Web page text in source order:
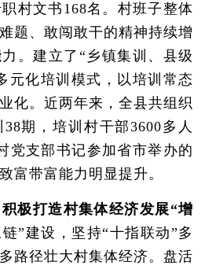
村文书168名。村班子整体
题、敢闯敢干的精神持续增
。建立了“乡镇集训、县级
元化培训模式，以培训常态
化。近两年来，全县共组织
期，培训村干部3600多人
党支部书记参加省市举办的
富带富能力明显提升。
极打造村集体经济发展“增
”建设，坚持“十指联动”多
路径壮大村集体经济。盘活